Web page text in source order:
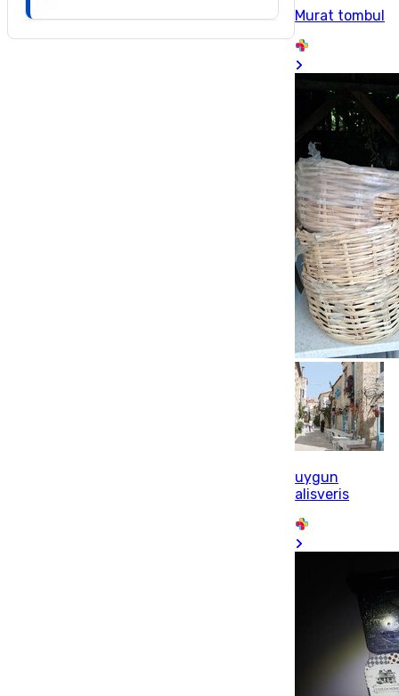
Murat tombul
uygun
alisveris